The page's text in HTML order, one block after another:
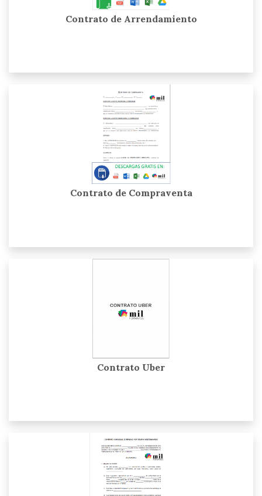
Contrato de Arrendamiento
Contrato de Compraventa
Contrato Uber